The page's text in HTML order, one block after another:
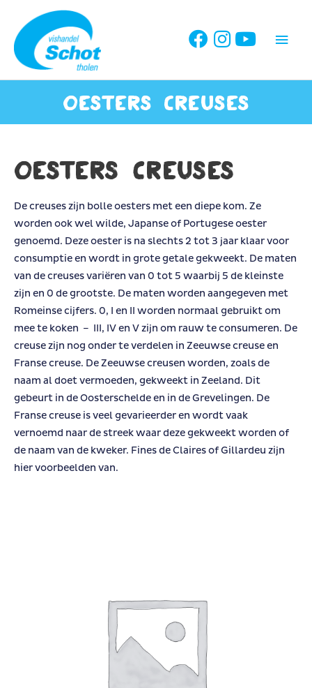
inhoud
Oesters creuses
Oesters creuses
De creuses zijn bolle oesters met een diepe kom. Ze
worden ook wel wilde, Japanse of Portugese oester
genoemd. Deze oester is na slechts 2 tot 3 jaar klaar voor
consumptie en wordt in grote getale gekweekt. De maten
van de creuses variëren van 0 tot 5 waarbij 5 de kleinste
zijn en 0 de grootste. De maten worden aangegeven met
Romeinse cijfers. 0, I en II worden normaal gebruikt om
mee te koken – III, IV en V zijn om rauw te consumeren. De
creuse zijn nog onder te verdelen in Zeeuwse creuse en
Franse creuse. De Zeeuwse creusen worden, zoals de
naam al doet vermoeden, gekweekt in Zeeland. Dit
gebeurt in de Oosterschelde en in de Grevelingen. De
Franse creuse is veel gevarieerder en wordt vaak
vernoemd naar de streek waar deze gekweekt worden of
de naam van de kweker. Fines de Claires of Gillardeu zijn
hier voorbeelden van.